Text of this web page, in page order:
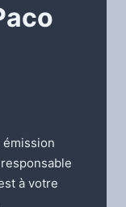
émission
à votre